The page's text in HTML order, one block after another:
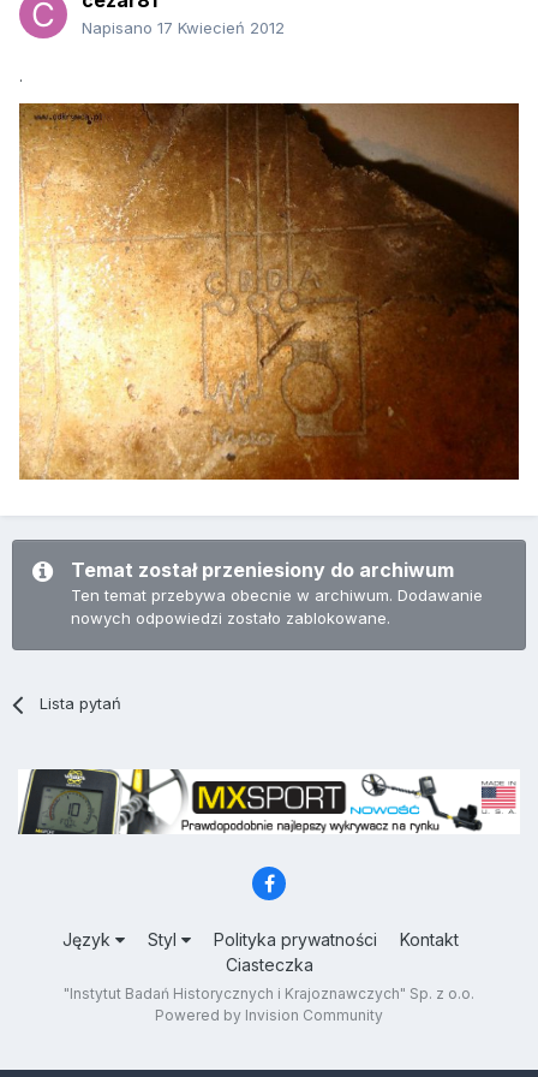
Napisano 17 Kwiecień 2012
.
Temat został przeniesiony do archiwum
Ten temat przebywa obecnie w archiwum. Dodawanie
nowych odpowiedzi zostało zablokowane.
Lista pytań
Język Styl Polityka prywatności
Kontakt
Ciasteczka
"Instytut Badań Historycznych i Krajoznawczych" Sp. z o.o.
Powered by Invision Community